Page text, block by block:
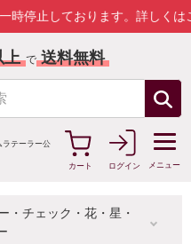
ております。詳しくはこちら
上 で 送料無料
ラテーラー公
カート
ログイン メニュー
・チェック・花・星・